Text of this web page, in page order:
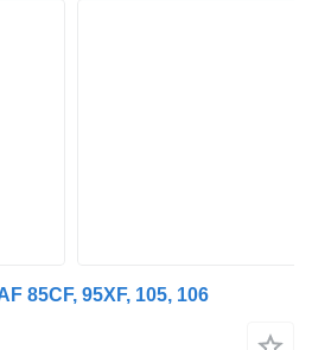
85CF, 95XF, 105, 106